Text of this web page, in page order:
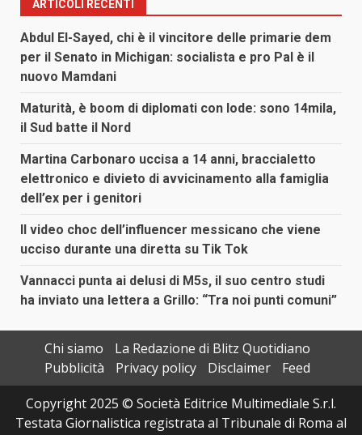
ARTICOLI RECENTI
Abdul El-Sayed, chi è il vincitore delle primarie dem
per il Senato in Michigan: socialista e pro Pal è il
nuovo Mamdani
Maturità, è boom di diplomati con lode: sono 14mila,
il Sud batte il Nord
Martina Carbonaro uccisa a 14 anni, braccialetto
elettronico e divieto di avvicinamento alla famiglia
dell’ex per i genitori
Il video choc dell’influencer messicano che viene
ucciso durante una diretta su Tik Tok
Vannacci punta ai delusi di M5s, il suo centro studi
ha inviato una lettera a Grillo: “Tra noi punti comuni”
Chi siamo
La Redazione di Blitz Quotidiano
Pubblicità
Privacy policy Disclaimer
Feed
Copyright 2025 © Società Editrice Multimediale S.r.l.
Testata Giornalistica registrata al Tribunale di Roma al